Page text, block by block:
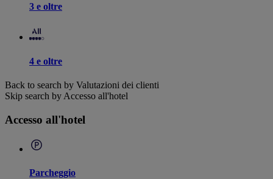
3 e oltre
4 e oltre
Back to search by Valutazioni dei clienti
Skip search by Accesso all'hotel
Accesso all'hotel
Parcheggio